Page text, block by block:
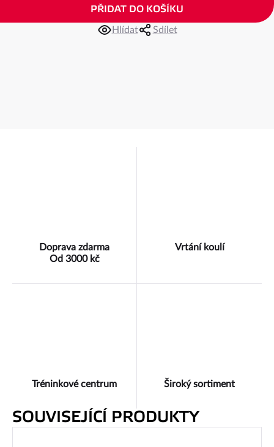
PŘIDAT DO KOŠÍKU
Hlídat Sdílet
Doprava zdarma
Od 3000 kč
Vrtání koulí
Tréninkové centrum Široký sortiment
SOUVISEJÍCÍ PRODUKTY